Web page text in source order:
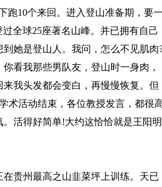
10个来回。进入登山准备期，要一
全球25座著名山峰。并已拥有自己
她是登山人。我问，怎么不见肌肉
看我那些男队友，登山时一身肉，
我头发都会变白，再慢慢恢复。但
术活动结束，各位教授发言，都很
活得好简单!大约这恰恰就是王阳明
贵州最高之山韭菜坪上训练。天已